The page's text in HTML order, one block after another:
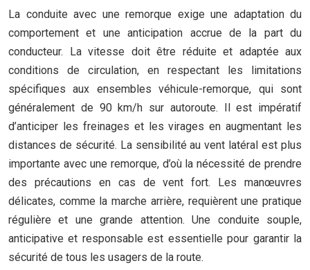
La conduite avec une remorque exige une adaptation du
comportement et une anticipation accrue de la part du
conducteur. La vitesse doit être réduite et adaptée aux
conditions de circulation, en respectant les limitations
spécifiques aux ensembles véhicule-remorque, qui sont
généralement de 90 km/h sur autoroute. Il est impératif
d’anticiper les freinages et les virages en augmentant les
distances de sécurité. La sensibilité au vent latéral est plus
importante avec une remorque, d’où la nécessité de prendre
des précautions en cas de vent fort. Les manœuvres
délicates, comme la marche arrière, requièrent une pratique
régulière et une grande attention. Une conduite souple,
anticipative et responsable est essentielle pour garantir la
sécurité de tous les usagers de la route.